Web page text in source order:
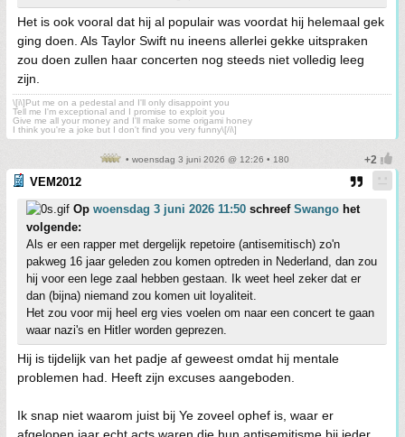
Het is ook vooral dat hij al populair was voordat hij helemaal gek
ging doen. Als Taylor Swift nu ineens allerlei gekke uitspraken
zou doen zullen haar concerten nog steeds niet volledig leeg
zijn.
\[i\]Put me on a pedestal and I'll only disappoint you
Tell me I'm exceptional and I promise to exploit you
Give me all your money and I'll make some origami honey
I think you're a joke but I don't find you very funny\[/i\]
• woensdag 3 juni 2026 @ 12:26 • 180
VEM2012
Op woensdag 3 juni 2026 11:50 schreef Swango het
volgende:
Als er een rapper met dergelijk repetoire (antisemitisch) zo'n
pakweg 16 jaar geleden zou komen optreden in Nederland, dan zou
hij voor een lege zaal hebben gestaan. Ik weet heel zeker dat er
dan (bijna) niemand zou komen uit loyaliteit.
Het zou voor mij heel erg vies voelen om naar een concert te gaan
waar nazi's en Hitler worden geprezen.
Hij is tijdelijk van het padje af geweest omdat hij mentale
problemen had. Heeft zijn excuses aangeboden.
Ik snap niet waarom juist bij Ye zoveel ophef is, waar er